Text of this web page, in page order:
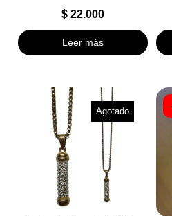
$22.000
Leer más
Agotado